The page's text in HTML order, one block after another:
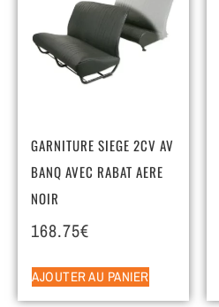
GARNITURE SIEGE 2CV AV
BANQ AVEC RABAT AERE
NOIR
168.75€
AJOUTER AU PANIER